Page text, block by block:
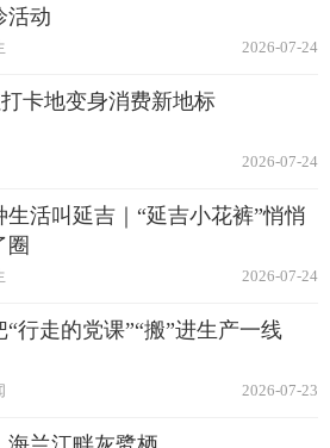
活动
2026-07-24
卡地变身消费新地标
2026-07-24
生活叫延吉｜“延吉小花裤”悄悄
圈
2026-07-24
“行走的党课”“搬”进生产一线
2026-07-23